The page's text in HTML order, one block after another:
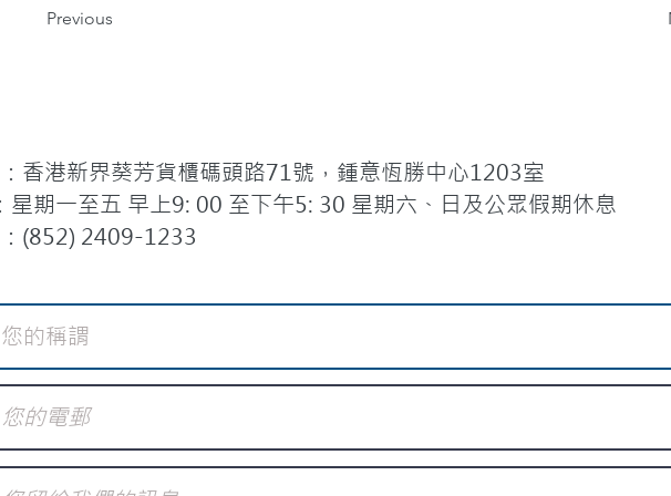
Previous
新界葵芳貨櫃碼頭路71號，鍾意恆勝中心1203室
星期一至五 早上9: 00 至下午5: 30 星期六、日及公眾假期休息
2409-1233